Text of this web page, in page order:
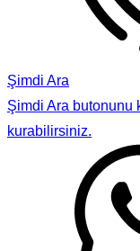
Şimdi Ara
Şimdi Ara butonunu
kurabilirsiniz.